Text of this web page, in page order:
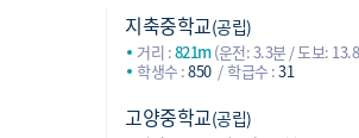
지축중학교(공립)
거리 :821m(운전: 3.3분 / 도보:
학생수 :850 학급수 :31
고양중학교(공립)